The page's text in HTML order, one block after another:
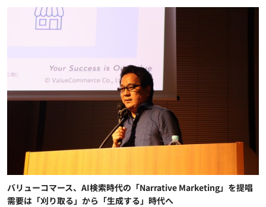
バリューコマース、AI検索時代の「Narrative Marketing」を提唱
需要は「刈り取る」から「生成する」時代へ